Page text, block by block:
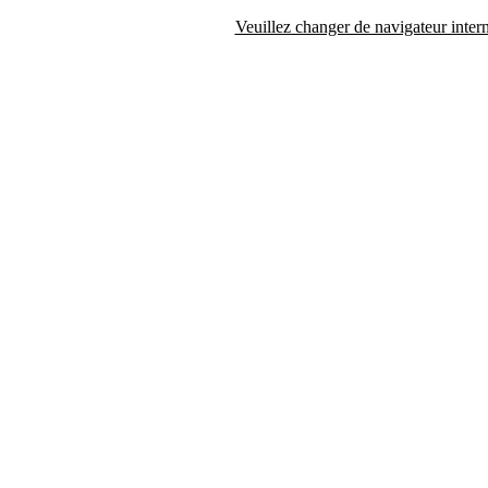
Veuillez changer de navigateur